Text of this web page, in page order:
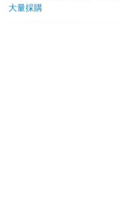
140ml/金瓶(Premium
加入購物車
大量採購